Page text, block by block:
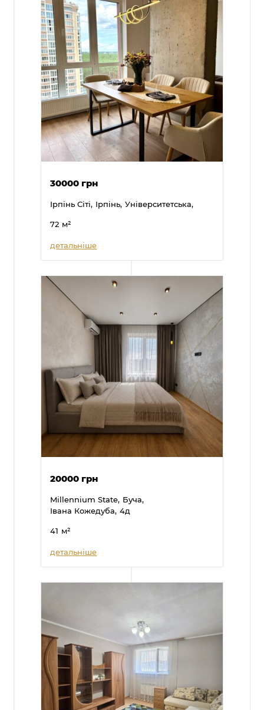
30000 грн
Ірпінь Сіті, Ірпінь, Університетська,
72 м²
детальніше
20000 грн
Millennium State, Буча,
Івана Кожедуба, 4д
41 м²
детальніше